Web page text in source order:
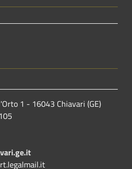
1 - 16043 Chiavari (GE)